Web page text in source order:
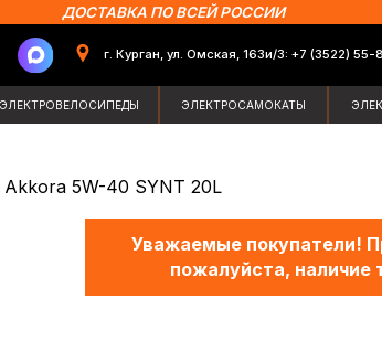
г. Курган, ул. Омская, 163и/3: +7 (3522) 55-88-87
ДОСТАВКА ПО ВСЕЙ РОССИИ
Akkora 5W-40 SYNT 20L
Уважаемые покупатели!
пожалуйста, наличие